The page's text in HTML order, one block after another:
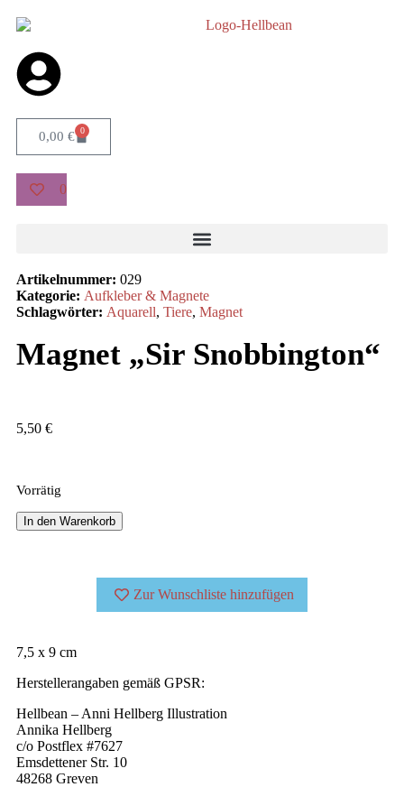
0,00 € 0
0
Artikelnummer: 029
Kategorie: Aufkleber & Magnete
Schlagwörter: Aquarell, Tiere, Magnet
Magnet „Sir Snobbington“
5,50 €
Vorrätig
In den Warenkorb
Zur Wunschliste hinzufügen
7,5 x 9 cm
Herstellerangaben gemäß GPSR:
Hellbean – Anni Hellberg Illustration
Annika Hellberg
c/o Postflex #7627
Emsdettener Str. 10
48268 Greven